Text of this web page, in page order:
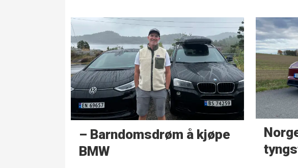
– Barndoms­drøm å kjøpe
BMW